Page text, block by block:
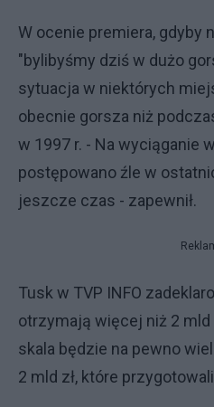
W ocenie premiera, gdyby
"bylibyśmy dziś w dużo
sytuacja w niektórych
obecnie gorsza niż
w 1997 r. - Na wyciąganie
postępowano źle w
jeszcze czas - zapewnił.
Tusk w TVP INFO
otrzymają więcej niż 2 mld
skala będzie na pewno
2 mld zł, które